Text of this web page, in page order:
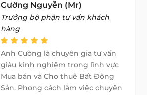
Cường Nguyễn (Mr)
Trưởng bộ phận tư vấn khách
hàng
Anh Cường là chuyên gia tư vấn
giàu kinh nghiệm trong lĩnh vực
Mua bán và Cho thuê Bất Động
Sản. Phong cách làm việc chuyên